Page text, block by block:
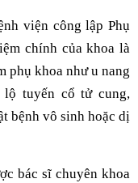
viện công lập Phụ
chính của khoa là
phụ khoa như u nang
lộ tuyến cổ tử cung,
bệnh vô sinh hoặc dị
bác sĩ chuyên khoa